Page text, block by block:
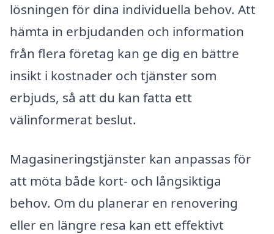
lösningen för dina individuella behov. Att
hämta in erbjudanden och information
från flera företag kan ge dig en bättre
insikt i kostnader och tjänster som
erbjuds, så att du kan fatta ett
välinformerat beslut.
Magasineringstjänster kan anpassas för
att möta både kort- och långsiktiga
behov. Om du planerar en renovering
eller en längre resa kan ett effektivt